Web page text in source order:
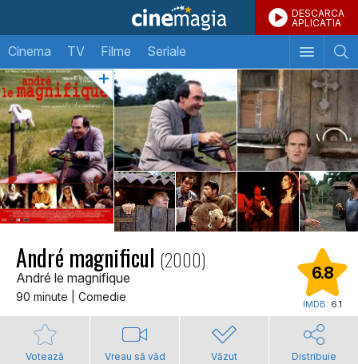
DESCARCA
APLICATIA
Cinema TV Filme Seriale
André magnificul (2000)
André le magnifique
90 minute | Comedie
6.8
IMDB: 6.1
Votează Vreau să văd Văzut Distribuie